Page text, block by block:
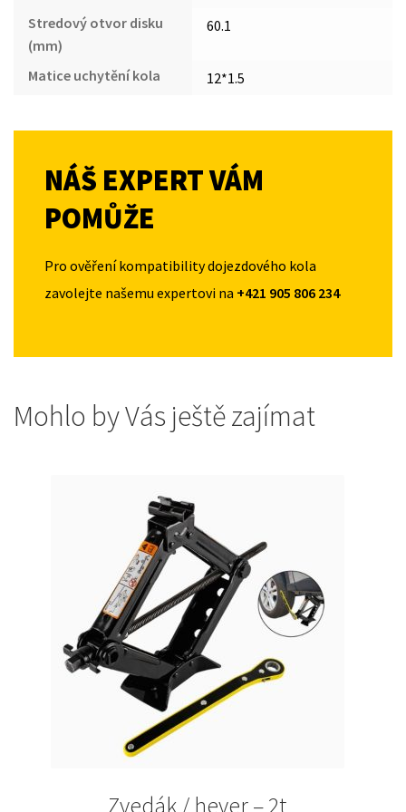
Stredový otvor disku
(mm)
60.1
Matice uchytění kola 12*1.5
NÁŠ EXPERT VÁM
POMŮŽE
Pro ověření kompatibility dojezdového kola
zavolejte našemu expertovi na +421 905 806 234
Mohlo by Vás ještě zajímat
Zvedák / hever – 2t